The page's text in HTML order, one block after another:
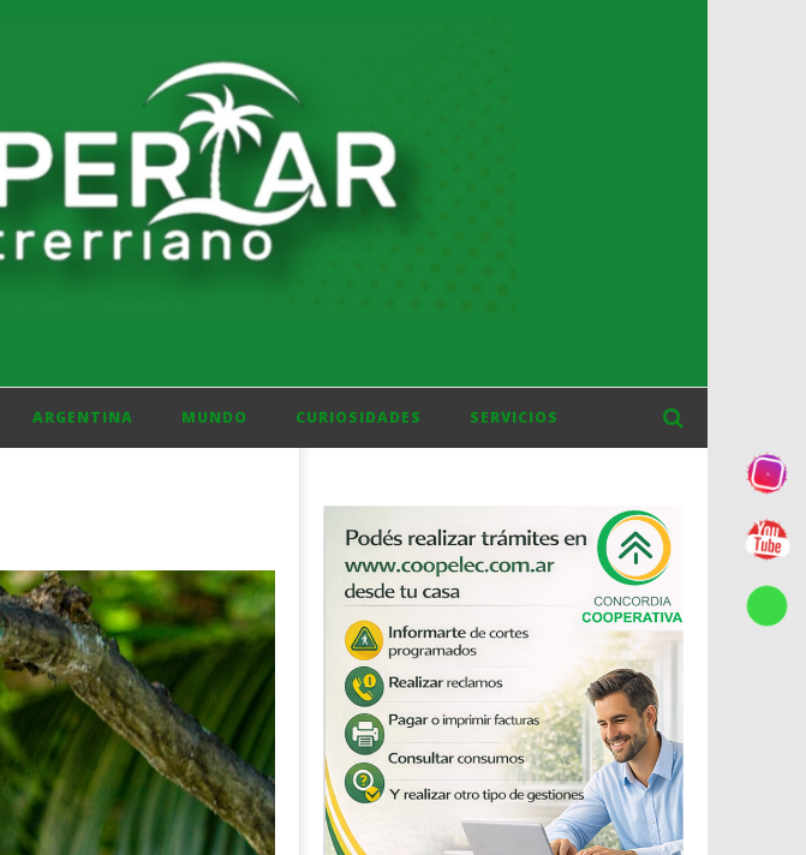
ARGENTINA MUNDO CURIOSIDADES SERVICIOS